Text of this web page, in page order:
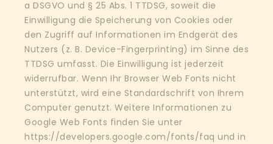
a DSGVO und § 25 Abs. 1 TTDSG, soweit die
Einwilligung die Speicherung von Cookies oder
den Zugriff auf Informationen im Endgerät des
Nutzers (z. B. Device-Fingerprinting) im Sinne des
TTDSG umfasst. Die Einwilligung ist jederzeit
widerrufbar. Wenn Ihr Browser Web Fonts nicht
unterstützt, wird eine Standardschrift von Ihrem
Computer genutzt. Weitere Informationen zu
Google Web Fonts finden Sie unter
https://developers.google.com/fonts/faq und in